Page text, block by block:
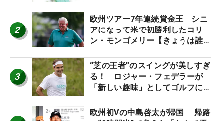
2
欧州ツアー7年連続賞金王 シニ
アになって米で初勝利したコリ
ン・モンゴメリー【きょうは誰の
3
“芝の王者”のスイングが美しすぎ
る！ ロジャー・フェデラーが
「新しい趣味」としてゴルフに挑
欧州初Vの中島啓太が帰国 帰路